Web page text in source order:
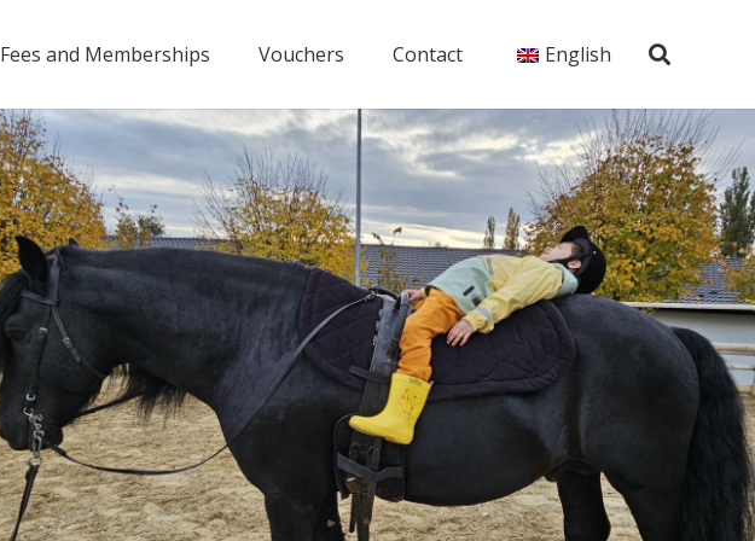
Fees and Memberships Vouchers Contact English